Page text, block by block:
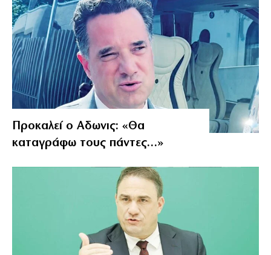
Προκαλεί ο Αδωνις: «Θα
καταγράφω τους πάντες…»